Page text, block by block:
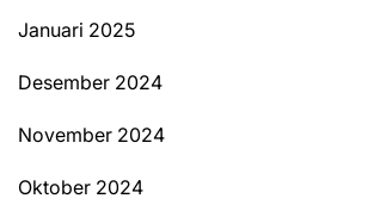
Januari 2025
Desember 2024
November 2024
Oktober 2024